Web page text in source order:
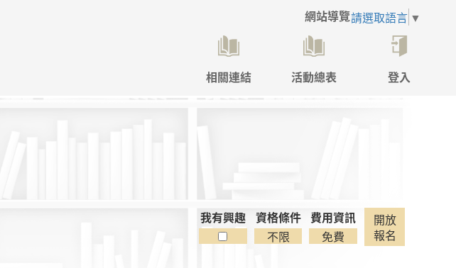
網站導覽請選取語言 ▼
相關連結
活動總表
跳
視
登入
我有興趣 資格條件
不限
費用資訊
免費
開放
報名